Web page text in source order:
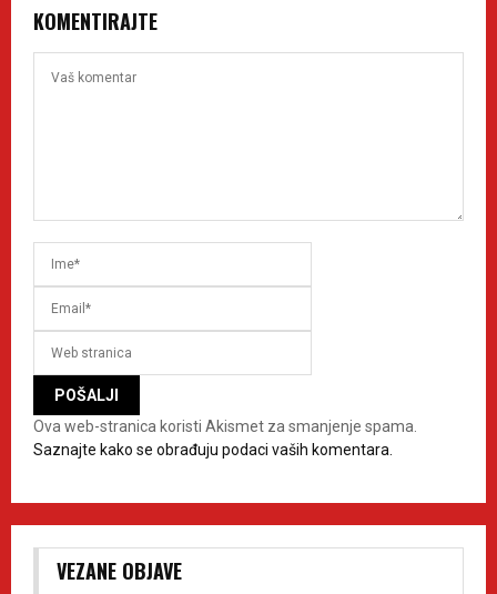
KOMENTIRAJTE
Ova web-stranica koristi Akismet za smanjenje spama.
Saznajte kako se obrađuju podaci vaših komentara.
VEZANE OBJAVE